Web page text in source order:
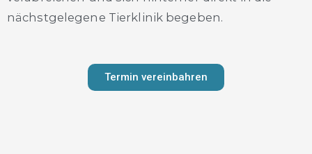
nächstgelegene Tierklinik begeben.
Termin vereinbahren